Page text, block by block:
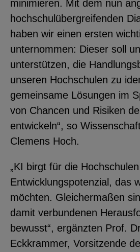
minimieren. Mit dem nun
hochschulübergreifenden
haben wir einen ersten
unternommen: Dieser soll
unterstützen, die
unseren Hochschulen zu
gemeinsame Lösungen im
von Chancen und Risiken
entwickeln“, so
Clemens Hoch.
„KI birgt für die
Entwicklungspotenzial, das
möchten. Gleichermaßen
damit verbundenen
bewusst“, ergänzten Prof.
Eckkrammer, Vorsitzende